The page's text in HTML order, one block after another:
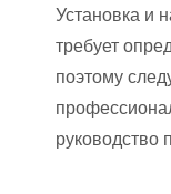
Установка и
требует
поэтому
руководство